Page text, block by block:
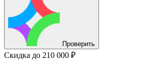
Проверить
Скидка до 210 000 ₽